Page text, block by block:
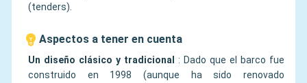
(tenders).
Aspectos a tener en cuenta
Un diseño clásico y tradicional : Dado que el barco fue
construido en 1998 (aunque ha sido renovado